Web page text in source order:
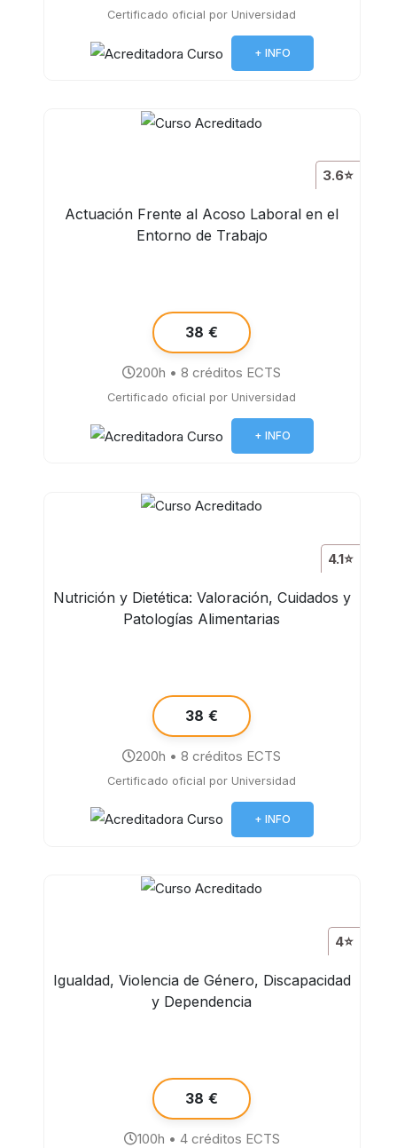
Certificado oficial por Universidad
+ INFO
3.6⭐
Actuación Frente al Acoso Laboral en el
Entorno de Trabajo
38 €
200h • 8 créditos ECTS
Certificado oficial por Universidad
+ INFO
4.1⭐
Nutrición y Dietética: Valoración, Cuidados y
Patologías Alimentarias
38 €
200h • 8 créditos ECTS
Certificado oficial por Universidad
+ INFO
4⭐
Igualdad, Violencia de Género, Discapacidad
y Dependencia
38 €
100h • 4 créditos ECTS